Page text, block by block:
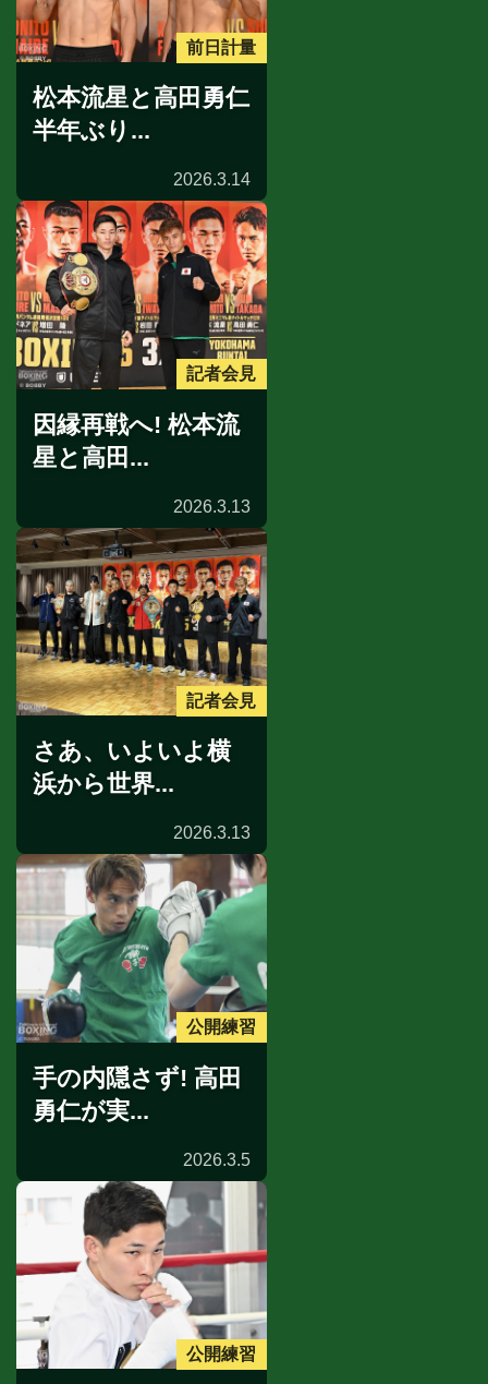
前日計量
松本流星と高田勇仁
半年ぶり...
2026.3.14
記者会見
因縁再戦へ! 松本流
星と高田...
2026.3.13
記者会見
さあ、いよいよ横
浜から世界...
2026.3.13
公開練習
手の内隠さず! 高田
勇仁が実...
2026.3.5
公開練習